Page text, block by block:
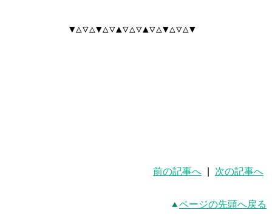
▼△▽△▼△▽▲▽△▽▲▽△▼△▽△▼
前の記事へ 次の記事へ
ページの先頭へ戻る